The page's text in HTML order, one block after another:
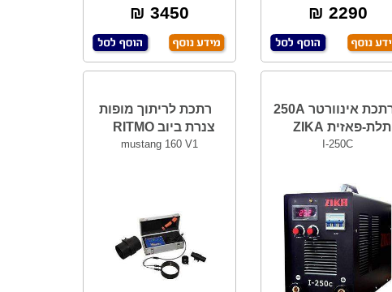
מיקור מעבד מבוק
2290 ₪
אלקטרודות 1.
3450 ₪
רתכת אינוורטר 250A
תלת-פאזית ZIKA
I-250C
רתכת לריתוך מופות
צנרת ביוב RITMO
mustang 160 V1